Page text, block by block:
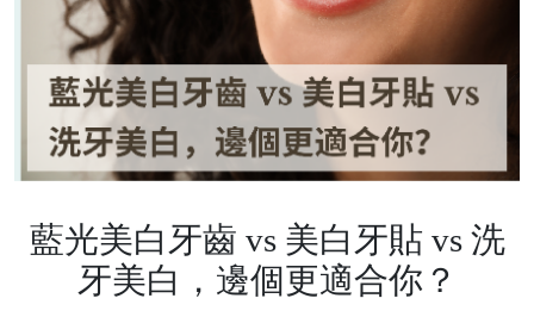
藍光美白牙齒 vs 美白牙貼 vs 洗
牙美白，邊個更適合你？